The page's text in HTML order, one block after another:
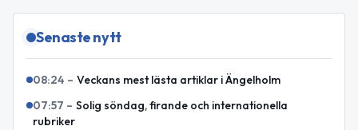
Senaste nytt
08:24 – Veckans mest lästa artiklar i Ängelholm
07:57 – Solig söndag, firande och internationella
rubriker